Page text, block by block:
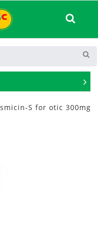
See
S for otic 300mg